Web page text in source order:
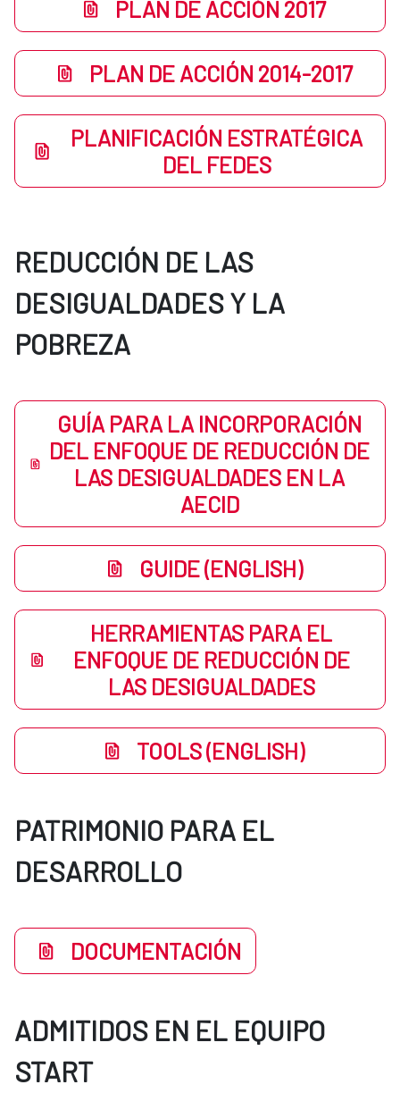
PLAN DE ACCIÓN 2017
PLAN DE ACCIÓN 2014-2017
PLANIFICACIÓN ESTRATÉGICA
DEL FEDES
REDUCCIÓN DE LAS
DESIGUALDADES Y LA
POBREZA
GUÍA PARA LA INCORPORACIÓN
DEL ENFOQUE DE REDUCCIÓN DE
LAS DESIGUALDADES EN LA
AECID
GUIDE (ENGLISH)
HERRAMIENTAS PARA EL
ENFOQUE DE REDUCCIÓN DE
LAS DESIGUALDADES
TOOLS (ENGLISH)
PATRIMONIO PARA EL
DESARROLLO
DOCUMENTACIÓN
ADMITIDOS EN EL EQUIPO
START